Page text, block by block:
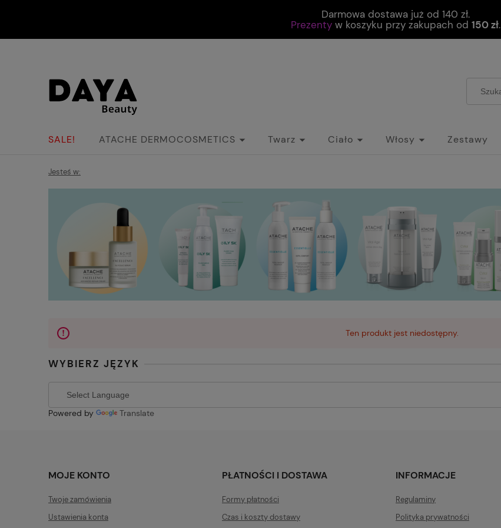
Darmowa dostawa już od 140 zł.
Prezenty w koszyku przy zakupach od 150 zł.
SALE! ATACHE DERMOCOSMETICS Twarz Ciało Włosy Zestawy
Jesteś w:
Ten produkt jest niedostępny.
WYBIERZ JĘZYK
Powered by Translate
MOJE KONTO
Twoje zamówienia
Ustawienia konta
PŁATNOŚCI I DOSTAWA
Formy płatności
Czas i koszty dostawy
INFORMACJE
Regulaminy
Polityka prywatności